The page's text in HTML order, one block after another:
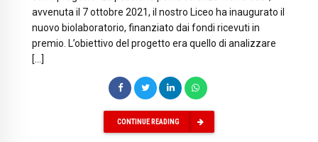
avvenuta il 7 ottobre 2021, il nostro Liceo ha inaugurato il
nuovo biolaboratorio, finanziato dai fondi ricevuti in
premio. L’obiettivo del progetto era quello di analizzare
[…]
CONTINUE READING